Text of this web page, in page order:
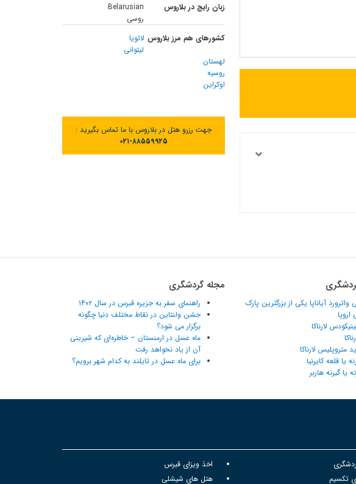
زبان رایج در بلاروس
Belarusian
روسی
کشورهای هم مرز بلاروس لاتویا
لیتوانی
لهستان
روسیه
اوکراین
جهت رزرو هتل در بلاروس با ما تماس بگیرید :
۰۲۱-۸۸۵۵۹۹۲۵
واترورد آیاناپا یکی از بزرگترین پارک
لارناکا
متروپلیس لارناکا
یا قلعه کایرنیا
یا گیرنه هاربر
مجله گردشگری
راهنمای سفر به جزیره قبرس در سال ۱۴۰۲
جشن ولنتاین در نقاط مختلف دنیا چگونه
برگزار می شود؟
ماه عسل در ارمنستان – خاطره‌ای که شیرینی
آن از یاد نخواهد رفت
برای ماه عسل در تایلند به کدام شهر برویم؟
اخذ ویزای قبرس
تکسیم
هتل های شیشلی